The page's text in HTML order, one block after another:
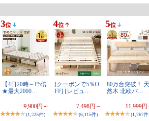
3位
【4日20時～P5倍
★最大2000…
9,900円～
(1,225件)
4位
[クーポンで5％O
FF] [レビュ…
7,498円～
(6,115件)
5位
80万台突破！ 天
然木 北欧パ…
11,999円
(1,767